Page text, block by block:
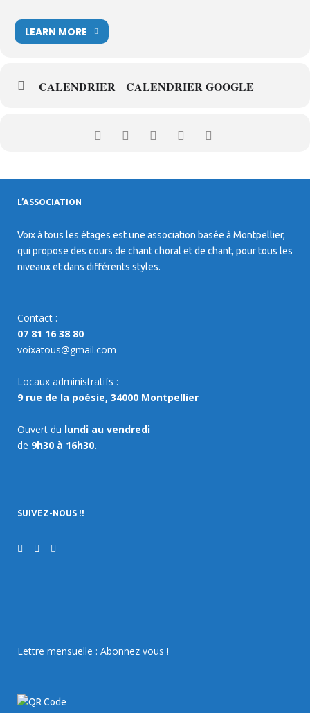
LEARN MORE
CALENDRIER CALENDRIER GOOGLE
L’ASSOCIATION
Voix à tous les étages est une association basée à Montpellier,
qui propose des cours de chant choral et de chant, pour tous les
niveaux et dans différents styles.
Contact :
07 81 16 38 80
voixatous@gmail.com
Locaux administratifs :
9 rue de la poésie, 34000 Montpellier
Ouvert du lundi au vendredi
de 9h30 à 16h30.
SUIVEZ-NOUS !!
Lettre mensuelle : Abonnez vous !